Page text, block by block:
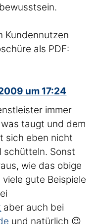
Kundennutzen
als PDF:
um 17:24
immer
taugt und dem
sich eben nicht
schütteln. Sonst
wie das obige
gute Beispiele
aber auch bei
und natürlich 😉